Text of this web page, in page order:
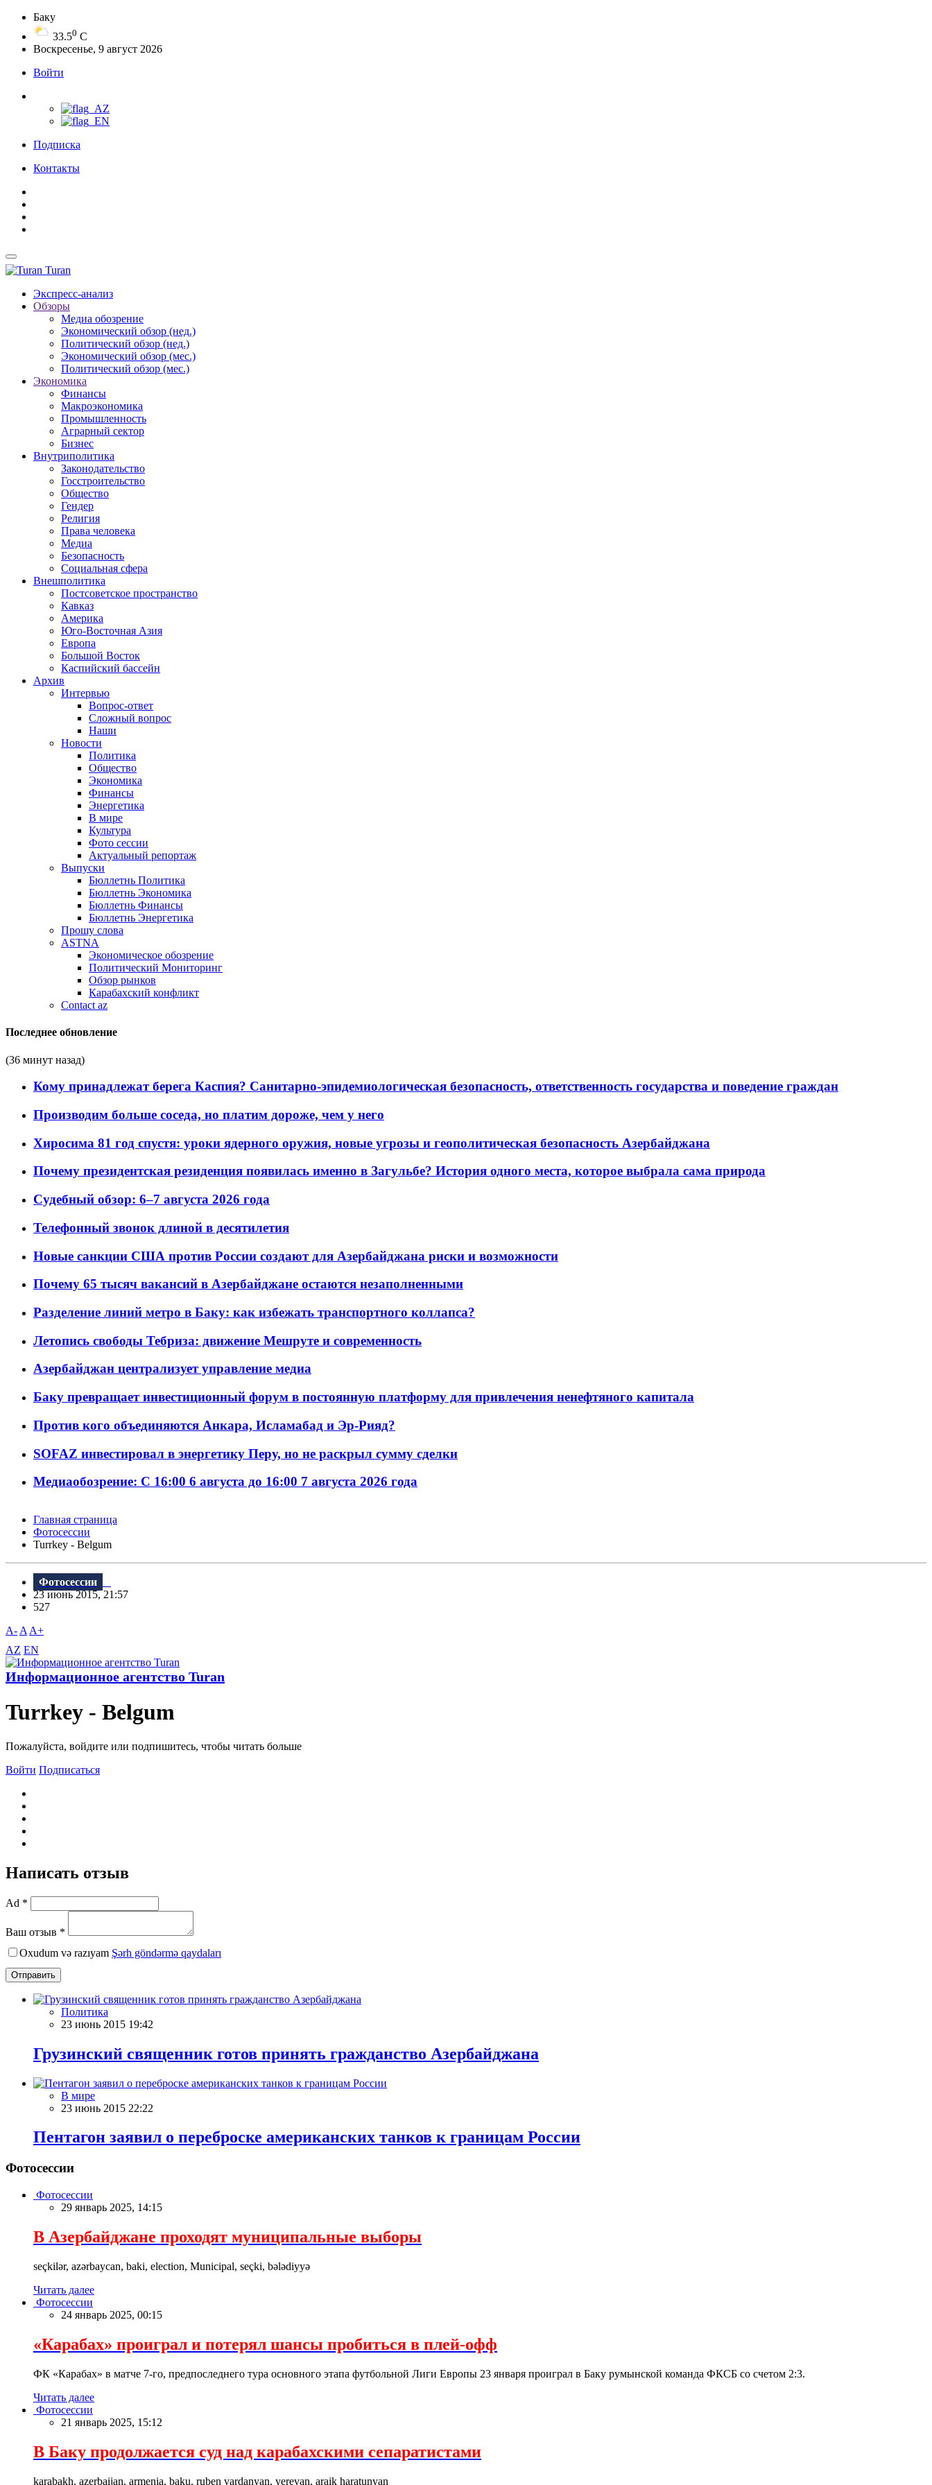
Баку
33.50 C
Воскресенье, 9 август 2026
Войти
Подписка
Контакты
Turan
Экспресс-анализ
Обзоры
Медиа обозрение
Экономический обзор (нед.)
Политический обзор (нед.)
Экономический обзор (мес.)
Политический обзор (мес.)
Экономика
Финансы
Макроэкономика
Промышленность
Аграрный сектор
Бизнес
Внутриполитика
Законодательство
Госстроительство
Общество
Гендер
Религия
Права человека
Медиа
Безопасность
Социальная сфера
Внешполитика
Постсоветское пространство
Кавказ
Америка
Юго-Восточная Азия
Европа
Большой Восток
Каспийский бассейн
Архив
Интервью
Вопрос-ответ
Сложный вопрос
Наши
Новости
Политика
Общество
Экономика
Финансы
Энергетика
В мире
Культура
Фото сессии
Актуальный репортаж
Выпуски
Бюллетнь Политика
Бюллетнь Экономика
Бюллетнь Финансы
Бюллетнь Энергетика
Прошу слова
ASTNA
Экономическое обозрение
Политический Мониторинг
Обзор рынков
Карабахский конфликт
Contact az
Последнее обновление
(36 минут назад)
Кому принадлежат берега Каспия? Санитарно-эпидемиологическая безопасность, ответственность государства и поведение граждан
Производим больше соседа, но платим дороже, чем у него
Хиросима 81 год спустя: уроки ядерного оружия, новые угрозы и геополитическая безопасность Азербайджана
Почему президентская резиденция появилась именно в Загульбе? История одного места, которое выбрала сама природа
Судебный обзор: 6–7 августа 2026 года
Телефонный звонок длиной в десятилетия
Новые санкции США против России создают для Азербайджана риски и возможности
Почему 65 тысяч вакансий в Азербайджане остаются незаполненными
Разделение линий метро в Баку: как избежать транспортного коллапса?
Летопись свободы Тебриза: движение Мешруте и современность
Азербайджан централизует управление медиа
Баку превращает инвестиционный форум в постоянную платформу для привлечения ненефтяного капитала
Против кого объединяются Анкара, Исламабад и Эр-Рияд?
SOFAZ инвестировал в энергетику Перу, но не раскрыл сумму сделки
Медиаобозрение: С 16:00 6 августа до 16:00 7 августа 2026 года
Главная страница
Фотосессии
Turrkey - Belgum
Фотосессии
23 июнь 2015, 21:57
527
A- A A+
AZ EN
Информационное агентство Turan
Turrkey - Belgum
Пожалуйста, войдите или подпишитесь, чтобы читать больше
Войти Подписаться
Написать отзыв
Ad *
Ваш отзыв *
Oxudum və razıyam Şərh göndərmə qaydaları
Отправить
Политика
23 июнь 2015 19:42
Грузинский священник готов принять гражданство Азербайджана
В мире
23 июнь 2015 22:22
Пентагон заявил о переброске американских танков к границам России
Фотосессии
Фотосессии
29 январь 2025, 14:15
В Азербайджане проходят муниципальные выборы
seçkilər, azərbaycan, baki, election, Municipal, seçki, bələdiyyə
Читать далее
Фотосессии
24 январь 2025, 00:15
«Карабах» проиграл и потерял шансы пробиться в плей-офф
ФК «Карабах» в матче 7-го, предпоследнего тура основного этапа футбольной Лиги Европы 23 января проиграл в Баку румынской команда ФКСБ со счетом 2:3.
Читать далее
Фотосессии
21 январь 2025, 15:12
В Баку продолжается суд над карабахскими сепаратистами
karabakh, azerbaijan, armenia, baku, ruben vardanyan, yerevan, araik haratunyan